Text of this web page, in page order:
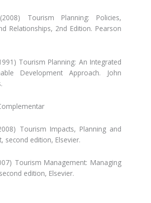
Tourism Planning: Policies,
Relationships, 2nd Edition. Pearson
Tourism Planning: An Integrated
Development Approach. John
Tourism Impacts, Planning and
second edition, Elsevier.
Tourism Management: Managing
edition, Elsevier.